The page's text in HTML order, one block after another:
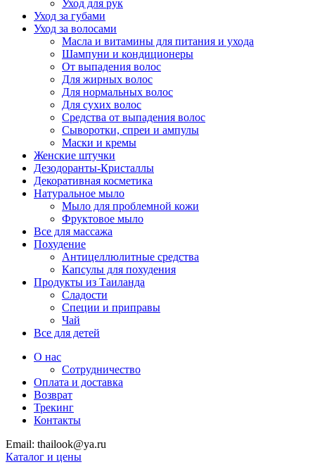
Уход для рук
Уход за губами
Уход за волосами
Масла и витамины для питания и ухода
Шампуни и кондиционеры
От выпадения волос
Для жирных волос
Для нормальных волос
Для сухих волос
Средства от выпадения волос
Сыворотки, спреи и ампулы
Маски и кремы
Женские штучки
Дезодоранты-Кристаллы
Декоративная косметика
Натуральное мыло
Мыло для проблемной кожи
Фруктовое мыло
Все для массажа
Похудение
Антицеллюлитные средства
Капсулы для похудения
Продукты из Таиланда
Сладости
Специи и приправы
Чай
Все для детей
О нас
Сотрудничество
Оплата и доставка
Возврат
Трекинг
Контакты
Email: thailook@ya.ru
Каталог и цены